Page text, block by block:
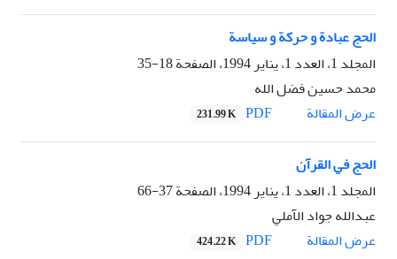
الحج عبادة و حرکة و سياسة
المجلد 1، العدد 1، يناير 1994، الصفحة
18-35
محمد حسين فضل الله
عرض المقالة
231.99 K
الحج في القرآن
المجلد 1، العدد 1، يناير 1994، الصفحة
37-66
عبدالله جواد الآملي
عرض المقالة
424.22 K